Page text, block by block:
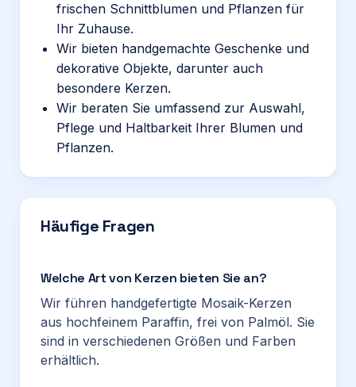
frischen Schnittblumen und Pflanzen für
Ihr Zuhause.
Wir bieten handgemachte Geschenke und
dekorative Objekte, darunter auch
besondere Kerzen.
Wir beraten Sie umfassend zur Auswahl,
Pflege und Haltbarkeit Ihrer Blumen und
Pflanzen.
Häufige Fragen
Welche Art von Kerzen bieten Sie an?
Wir führen handgefertigte Mosaik-Kerzen
aus hochfeinem Paraffin, frei von Palmöl. Sie
sind in verschiedenen Größen und Farben
erhältlich.